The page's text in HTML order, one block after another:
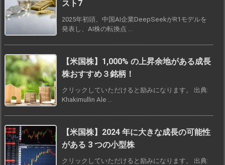
スト7
2025年初頭、中国AI企業DeepSeekがR1モデルを
発表し、AI株の転換点 ...
【米国株】1,000% の上昇余地がある成長
株おすすめ３銘柄！
クリックしていただけると励みになります。 出典:
Khakimullin Ale ...
【米国株】2024 年に大きな成長の可能性
がある 3 つの小型株
クリックしていただけると励みになります。 出典: